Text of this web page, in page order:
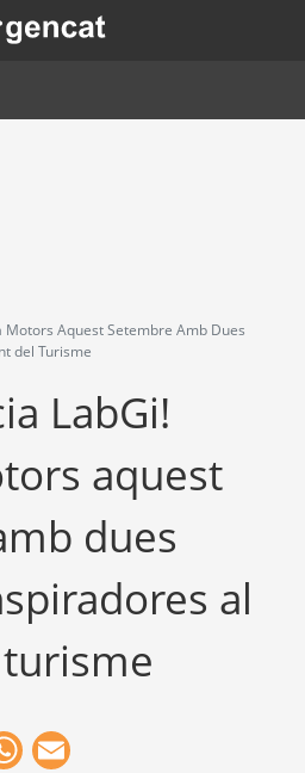
Vés
al
en una nova finestra.
Motors Aquest Setembre Amb Dues
del Turisme
LabGi!
aquest
dues
al
WhatsApp